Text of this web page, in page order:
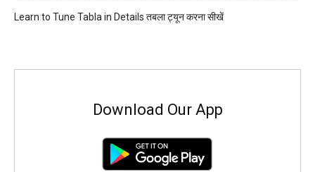
Learn to Tune Tabla in Details तबला ट्यून करना सीखें
Download Our App